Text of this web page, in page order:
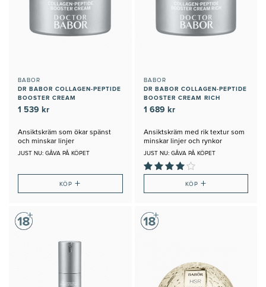
BABOR
DR BABOR COLLAGEN-PEPTIDE
BOOSTER CREAM
1 539 kr
Ansiktskräm som ökar spänst
och minskar linjer
JUST NU: GÅVA PÅ KÖPET
KÖP+
BABOR
DR BABOR COLLAGEN-PEPTIDE
BOOSTER CREAM RICH
1 689 kr
Ansiktskräm med rik textur som
minskar linjer och rynkor
JUST NU: GÅVA PÅ KÖPET
KÖP +